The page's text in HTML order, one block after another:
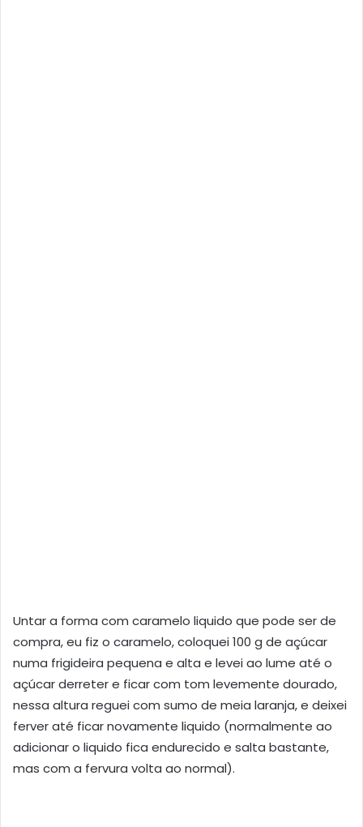
Untar a forma com caramelo liquido que pode ser de
compra, eu fiz o caramelo, coloquei 100 g de açúcar
numa frigideira pequena e alta e levei ao lume até o
açúcar derreter e ficar com tom levemente dourado,
nessa altura reguei com sumo de meia laranja, e deixei
ferver até ficar novamente liquido (normalmente ao
adicionar o liquido fica endurecido e salta bastante,
mas com a fervura volta ao normal).